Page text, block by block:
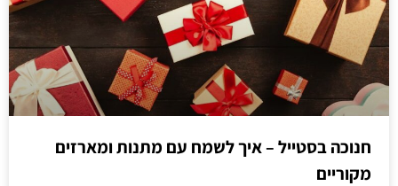
חנוכה בסטייל – איך לשמח עם מתנות ומארזים
מקוריים